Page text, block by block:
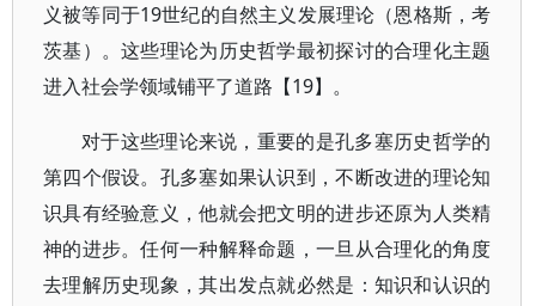
义被等同于19世纪的自然主义发展理论（恩格斯，考
茨基）。这些理论为历史哲学最初探讨的合理化主题
进入社会学领域铺平了道路【19】。
对于这些理论来说，重要的是孔多塞历史哲学的
第四个假设。孔多塞如果认识到，不断改进的理论知
识具有经验意义，他就会把文明的进步还原为人类精
神的进步。任何一种解释命题，一旦从合理化的角度
去理解历史现象，其出发点就必然是：知识和认识的